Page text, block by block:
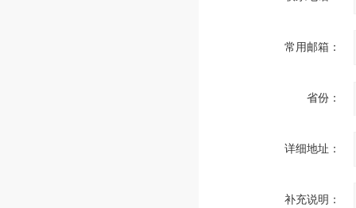
常用邮箱：
省份：
详细地址：
补充说明：